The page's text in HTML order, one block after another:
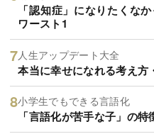
「認知症」になりたくな
ワースト1
人生アップデート大全
本当に幸せになれる考え方
小学生でもできる言語化
「言語化が苦手な子」の特